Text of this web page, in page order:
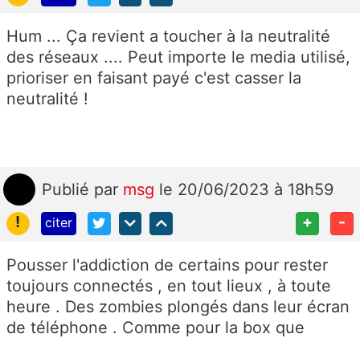
Hum ... Ça revient a toucher à la neutralité
des réseaux .... Peut importe le media utilisé,
prioriser en faisant payé c'est casser la
neutralité !
Publié par msg le 20/06/2023 à 18h59
!
citer + -
Pousser l'addiction de certains pour rester
toujours connectés , en tout lieux , à toute
heure . Des zombies plongés dans leur écran
de téléphone . Comme pour la box que